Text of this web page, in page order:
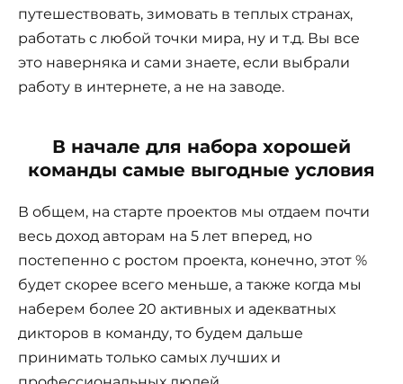
путешествовать, зимовать в теплых странах,
работать с любой точки мира, ну и т.д. Вы все
это наверняка и сами знаете, если выбрали
работу в интернете, а не на заводе.
В начале для набора хорошей
команды самые выгодные условия
В общем, на старте проектов мы отдаем почти
весь доход авторам на 5 лет вперед, но
постепенно с ростом проекта, конечно, этот %
будет скорее всего меньше, а также когда мы
наберем более 20 активных и адекватных
дикторов в команду, то будем дальше
принимать только самых лучших и